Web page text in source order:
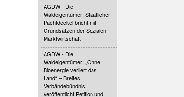
AGDW - Die
Waldeigentümer: Staatlicher
Pachtdeckel bricht mit
Grundsätzen der Sozialen
Marktwirtschaft
AGDW - Die
Waldeigentümer: „Ohne
Bioenergie verliert das
Land“ – Breites
Verbändebündnis
veröffentlicht Petition und